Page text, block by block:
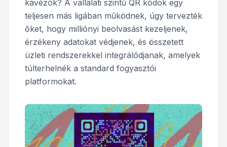
kávézók? A vállalati szintű QR kódok egy
teljesen más ligában működnek, úgy tervezték
őket, hogy milliónyi beolvasást kezeljenek,
érzékeny adatokat védjenek, és összetett
üzleti rendszerekkel integrálódjanak, amelyek
túlterhelnék a standard fogyasztói
platformokat.